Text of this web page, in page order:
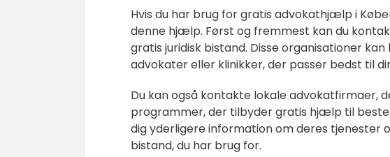
Hvis du har brug for gratis advokathjælp i
denne hjælp. Først og fremmest kan du
gratis juridisk bistand. Disse organisationer
advokater eller klinikker, der passer bedst til
Du kan også kontakte lokale advokatfirmaer,
programmer, der tilbyder gratis hjælp til
dig yderligere information om deres tjenester
bistand, du har brug for.